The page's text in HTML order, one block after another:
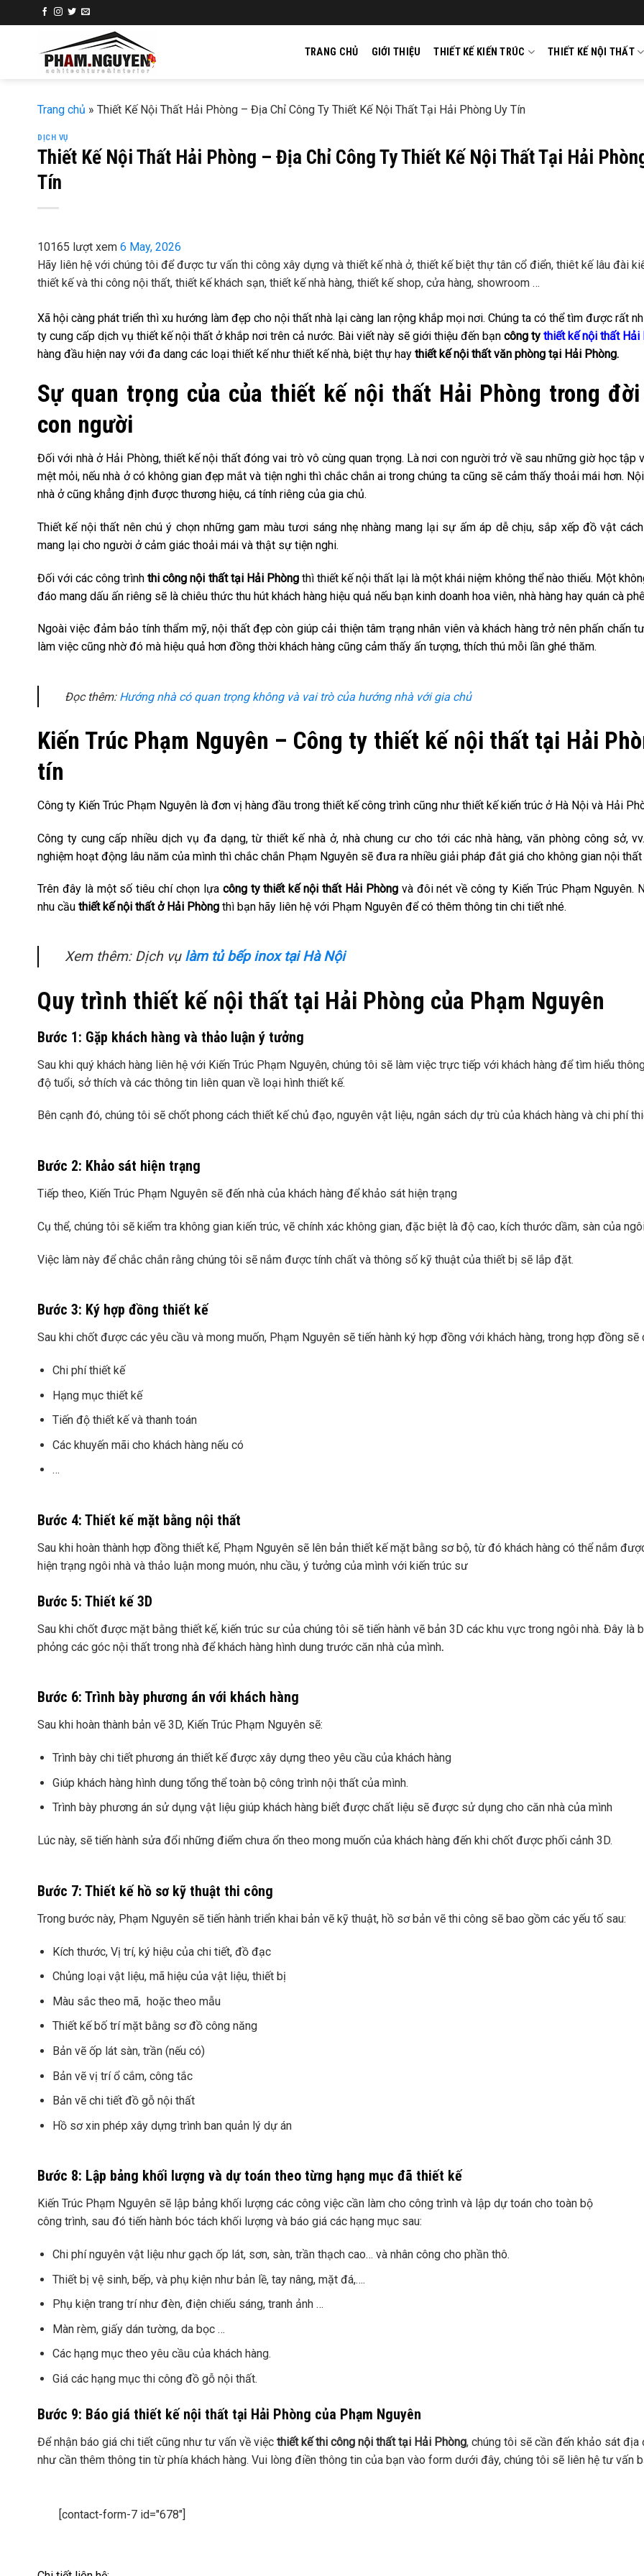
to
TRANG CHỦ GIỚI THIỆU THIẾT KẾ KIẾN TRÚC THIẾT KẾ NỘI THẤT
Trang chủ » Thiết Kế Nội Thất Hải Phòng – Địa Chỉ Công Ty Thiết Kế Nội Thất Tại Hải Phòng Uy Tín
DỊCH VỤ
Thiết Kế Nội Thất Hải Phòng – Địa Chỉ Công Ty Thiết Kế Nội Thất Tại Hải
Tín
10165 lượt xem 6 May, 2026
Hãy liên hệ với chúng tôi để được tư vấn thi công xây dựng và thiết kế nhà ở, thiết kế biệt thự tân cổ điển, thiêt kế lâu đài
thiết kế và thi công nội thất, thiết kế khách sạn, thiết kế nhà hàng, thiết kế shop, cửa hàng, showroom …
Xã hội càng phát triển thì xu hướng làm đẹp cho nội thất nhà lại càng lan rộng khắp mọi nơi. Chúng ta có thể tìm được rất
ty cung cấp dịch vụ thiết kế nội thất ở khắp nơi trên cả nước. Bài viết này sẽ giới thiệu đến bạn công ty thiết kế nội thất Hải
hàng đầu hiện nay với đa dang các loại thiết kế như thiết kế nhà, biệt thự hay thiết kế nội thất văn phòng tại Hải Phòng.
Sự quan trọng của của thiết kế nội thất Hải Phòng trong đời
con người
Đối với nhà ở Hải Phòng, thiết kế nội thất đóng vai trò vô cùng quan trọng. Là nơi con người trở về sau những giờ học tập
mệt mỏi, nếu nhà ở có không gian đẹp mắt và tiện nghi thì chắc chắn ai trong chúng ta cũng sẽ cảm thấy thoải mái hơn.
nhà ở cũng khẳng định được thương hiệu, cá tính riêng của gia chủ.
Thiết kế nội thất nên chú ý chọn những gam màu tươi sáng nhẹ nhàng mang lại sự ấm áp dễ chịu, sắp xếp đồ vật
mang lại cho người ở cảm giác thoải mái và thật sự tiện nghi.
Đối với các công trìnhthi công nội thất tại Hải Phòngthì thiết kế nội thất lại là một khái niệm không thể nào thiếu. Một
đáo mang dấu ấn riêng sẽ là chiêu thức thu hút khách hàng hiệu quả nếu bạn kinh doanh hoa viên, nhà hàng hay quán cà
Ngoài việc đảm bảo tính thẩm mỹ, nội thất đẹp còn giúp cải thiện tâm trạng nhân viên và khách hàng trở nên phấn chấn
làm việc cũng nhờ đó mà hiệu quả hơn đồng thời khách hàng cũng cảm thấy ấn tượng, thích thú mỗi lần ghé thăm.
Đọc thêm: Hướng nhà có quan trọng không và vai trò của hướng nhà với gia chủ
Kiến Trúc Phạm Nguyên – Công ty thiết kế nội thất tại Hải
tín
Công ty Kiến Trúc Phạm Nguyên là đơn vị hàng đầu trong thiết kế công trình cũng như thiết kế kiến trúc ở Hà Nội và Hải
Công ty cung cấp nhiều dịch vụ đa dạng, từ thiết kế nhà ở, nhà chung cư cho tới các nhà hàng, văn phòng công sở,
nghiệm hoạt động lâu năm của mình thì chắc chắn Phạm Nguyên sẽ đưa ra nhiều giải pháp đắt giá cho không gian nội thất
Trên đây là một số tiêu chí chọn lựa công ty thiết kế nội thất Hải Phòngvà đôi nét về công ty Kiến Trúc Phạm Nguyên.
nhu cầu thiết kế nội thất ở Hải Phòng thì bạn hãy liên hệ với Phạm Nguyên để có thêm thông tin chi tiết nhé.
Xem thêm: Dịch vụ làm tủ bếp inox tại Hà Nội
Quy trình thiết kế nội thất tại Hải Phòng của Phạm Nguyên
Bước 1: Gặp khách hàng và thảo luận ý tưởng
Sau khi quý khách hàng liên hệ với Kiến Trúc Phạm Nguyên, chúng tôi sẽ làm việc trực tiếp với khách hàng để tìm hiểu
độ tuổi, sở thích và các thông tin liên quan về loại hình thiết kế.
Bên cạnh đó, chúng tôi sẽ chốt phong cách thiết kế chủ đạo, nguyên vật liệu, ngân sách dự trù của khách hàng và chi phí
Bước 2: Khảo sát hiện trạng
Tiếp theo, Kiến Trúc Phạm Nguyên sẽ đến nhà của khách hàng để khảo sát hiện trạng
Cụ thể, chúng tôi sẽ kiểm tra không gian kiến trúc, vẽ chính xác không gian, đặc biệt là độ cao, kích thước dầm, sàn của
Việc làm này để chắc chắn rằng chúng tôi sẽ nắm được tính chất và thông số kỹ thuật của thiết bị sẽ lắp đặt.
Bước 3: Ký hợp đồng thiết kế
Sau khi chốt được các yêu cầu và mong muốn, Phạm Nguyên sẽ tiến hành ký hợp đồng với khách hàng, trong hợp đồng sẽ
Chi phí thiết kế
Hạng mục thiết kế
Tiến độ thiết kế và thanh toán
Các khuyến mãi cho khách hàng nếu có
…
Bước 4: Thiết kế mặt bằng nội thất
Sau khi hoàn thành hợp đồng thiết kế, Phạm Nguyên sẽ lên bản thiết kế mặt bằng sơ bộ, từ đó khách hàng có thể nắm
hiện trạng ngôi nhà và thảo luận mong muón, nhu cầu, ý tưởng của mình với kiến trúc sư
Bước 5: Thiết kế 3D
Sau khi chốt được mặt bằng thiết kế, kiến trúc sư của chúng tôi sẽ tiến hành vẽ bản 3D các khu vực trong ngôi nhà. Đây là
phỏng các góc nội thất trong nhà để khách hàng hình dung trước căn nhà của mình.
Bước 6: Trình bày phương án với khách hàng
Sau khi hoàn thành bản vẽ 3D, Kiến Trúc Phạm Nguyên sẽ:
Trình bày chi tiết phương án thiết kế được xây dựng theo yêu cầu của khách hàng
Giúp khách hàng hình dung tổng thể toàn bộ công trình nội thất của mình.
Trình bày phương án sử dụng vật liệu giúp khách hàng biết được chất liệu sẽ được sử dụng cho căn nhà của mình
Lúc này, sẽ tiến hành sửa đổi những điểm chưa ổn theo mong muốn của khách hàng đến khi chốt được phối cảnh 3D.
Bước 7: Thiết kế hồ sơ kỹ thuật thi công
Trong bước này, Phạm Nguyên sẽ tiến hành triển khai bản vẽ kỹ thuật, hồ sơ bản vẽ thi công sẽ bao gồm các yếu tố sau:
Kích thước, Vị trí, ký hiệu của chi tiết, đồ đạc
Chủng loại vật liệu, mã hiệu của vật liệu, thiết bị
Màu sắc theo mã, hoặc theo mẫu
Thiết kế bố trí mặt bằng sơ đồ công năng
Bản vẽ ốp lát sàn, trần (nếu có)
Bản vẽ vị trí ổ cắm, công tắc
Bản vẽ chi tiết đồ gỗ nội thất
Hồ sơ xin phép xây dựng trình ban quản lý dự án
Bước 8: Lập bảng khối lượng và dự toán theo từng hạng mục đã thiết kế
Kiến Trúc Phạm Nguyên sẽ lập bảng khối lượng các công việc cần làm cho công trình và lập dự toán cho toàn bộ
công trình, sau đó tiến hành bóc tách khối lượng và báo giá các hạng mục sau:
Chi phí nguyên vật liệu như gạch ốp lát, sơn, sàn, trần thạch cao… và nhân công cho phần thô.
Thiết bị vệ sinh, bếp, và phụ kiện như bản lề, tay nâng, mặt đá,….
Phụ kiện trang trí như đèn, điện chiếu sáng, tranh ảnh …
Màn rèm, giấy dán tường, da bọc …
Các hạng mục theo yêu cầu của khách hàng.
Giá các hạng mục thi công đồ gỗ nội thất.
Bước 9: Báo giá thiết kế nội thất tại Hải Phòng của Phạm Nguyên
Để nhận báo giá chi tiết cũng như tư vấn về việc thiết kế thi công nội thất tại Hải Phòng, chúng tôi sẽ cần đến khảo sát địa
như cần thêm thông tin từ phía khách hàng. Vui lòng điền thông tin của bạn vào form dưới đây, chúng tôi sẽ liên hệ tư vấn
[contact-form-7 id="678"]